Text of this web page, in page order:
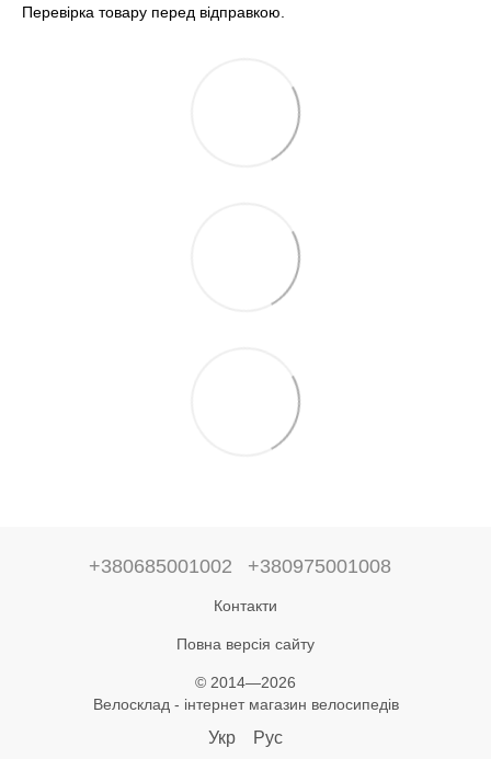
Перевірка товару перед відправкою.
+380685001002 +380975001008
Контакти
Повна версія сайту
© 2014—2026
Велосклад - інтернет магазин велосипедів
Укр Рус